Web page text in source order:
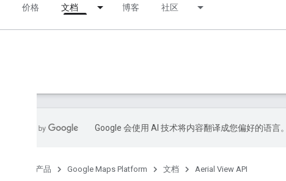
价格 文档 博客 社区
Google 会使用 AI 技术将内容翻译成您偏好的语言
产品 Google Maps Platform 文档 Aerial View API